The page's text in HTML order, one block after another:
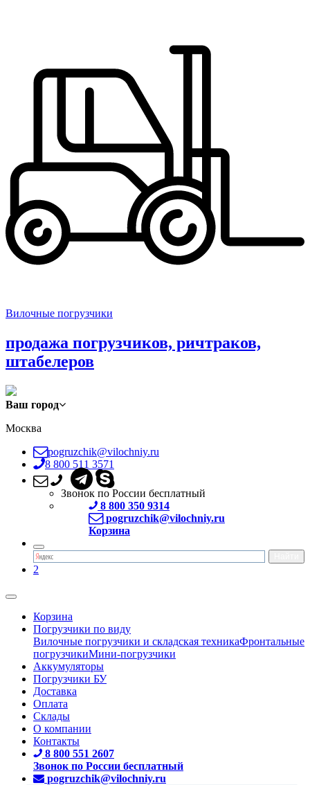
Вилочные погрузчики
продажа погрузчиков, ричтраков,
штабелеров
Ваш город
Москва
pogruzchik@vilochniy.ru
8 800 511 3571
Звонок по России бесплатный
8 800 350 9314
pogruzchik@vilochniy.ru
Корзина
2
Корзина
Погрузчики по виду
Вилочные погрузчики и складская техникаФронтальные
погрузчикиМини-погрузчики
Аккумуляторы
Погрузчики БУ
Доставка
Оплата
Склады
О компании
Контакты
8 800 551 2607
Звонок по России бесплатный
pogruzchik@vilochniy.ru